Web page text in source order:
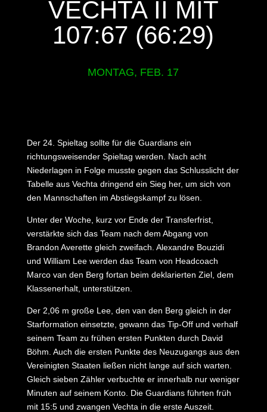
VECHTA II MIT
107:67 (66:29)
MONTAG, FEB. 17
Der 24. Spieltag sollte für die Guardians ein
richtungsweisender Spieltag werden. Nach acht
Niederlagen in Folge musste gegen das Schlusslicht der
Tabelle aus Vechta dringend ein Sieg her, um sich von
den Mannschaften im Abstiegskampf zu lösen.
Unter der Woche, kurz vor Ende der Transferfrist,
verstärkte sich das Team nach dem Abgang von
Brandon Averette gleich zweifach. Alexandre Bouzidi
und William Lee werden das Team von Headcoach
Marco van den Berg fortan beim deklarierten Ziel, dem
Klassenerhalt, unterstützen.
Der 2,06 m große Lee, den van den Berg gleich in der
Starformation einsetzte, gewann das Tip-Off und verhalf
seinem Team zu frühen ersten Punkten durch David
Böhm. Auch die ersten Punkte des Neuzugangs aus den
Vereinigten Staaten ließen nicht lange auf sich warten.
Gleich sieben Zähler verbuchte er innerhalb nur weniger
Minuten auf seinem Konto. Die Guardians führten früh
mit 15:5 und zwangen Vechta in die erste Auszeit.